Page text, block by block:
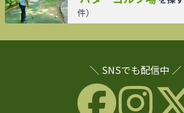
件）
＼ SNSでも配信中 ／